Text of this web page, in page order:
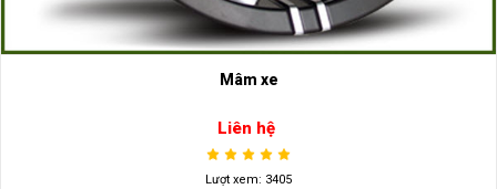
Mâm xe
Liên hệ
Lượt xem: 3405